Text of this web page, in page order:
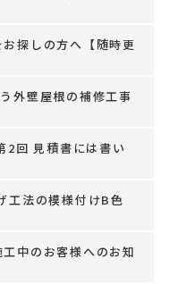
探しの方へ【随時更
外壁屋根の補修工事
2回 見積書には書い
工法の模様付けB色
中のお客様へのお知